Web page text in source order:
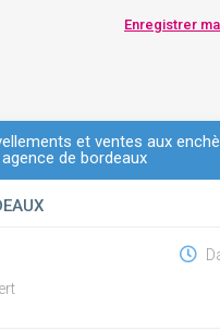
Enregistrer
et ventes aux
de bordeaux